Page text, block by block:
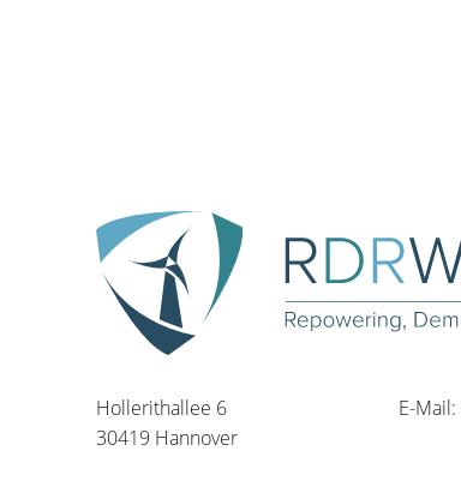
Hollerithallee 6
30419 Hannover
E-Mail: